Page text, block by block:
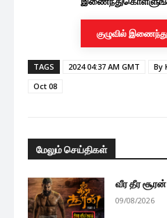
குழுவில்
TAGS 2024 04:37 AM GMT By
Oct 08
மேலும் செய்திகள்
வீர தீர
09/08/2026